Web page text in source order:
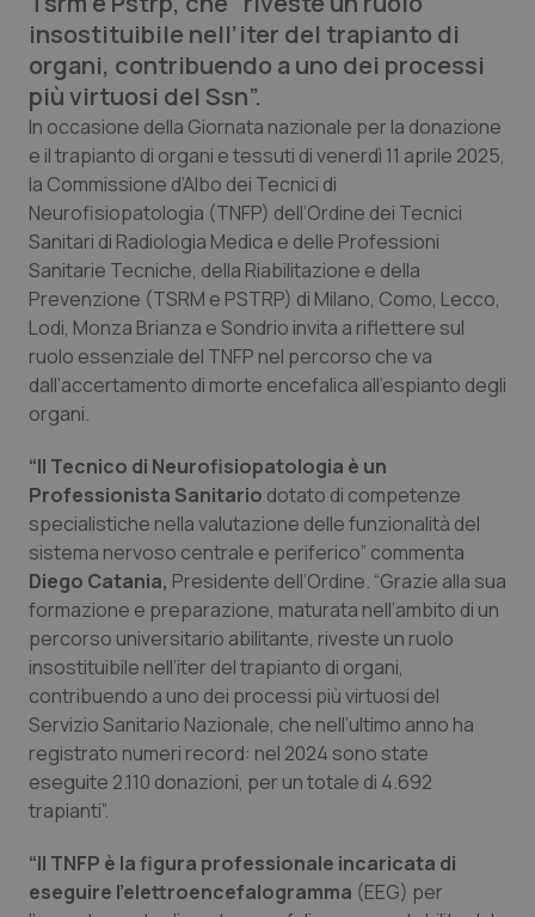
Basilicata
Calabria
Campania
Emilia-Romagna
Friuli Venezia Giulia
Lazio
Liguria
Marche
Molise
Piemonte
Provincia Autonoma di Bolzano
Provincia Autonoma di Trento
Puglia
Sardegna
Artrite & artrosi
Asma & BPCO
Car-T
Colesterolo & coronaropatie
Dermatite Atopica
Diabete & glucometri
Disturbi dell’umore
Donna & Salute
Epatiti
HIV
Infezioni & Febbre
Ipertensione & Scompenso
Malattie rare
Malattia di Crohn & Rettocolite Ulcerosa
insostituibile nell’iter del trapianto di
organi, contribuendo a uno dei processi
più virtuosi del Ssn”.
In occasione della Giornata nazionale per la donazione
e il trapianto di organi e tessuti di venerdì 11 aprile 2025,
la Commissione d’Albo dei Tecnici di
Neurofisiopatologia (TNFP) dell’Ordine dei Tecnici
Sanitari di Radiologia Medica e delle Professioni
Sanitarie Tecniche, della Riabilitazione e della
Prevenzione (TSRM e PSTRP) di Milano, Como, Lecco,
Lodi, Monza Brianza e Sondrio invita a riflettere sul
ruolo essenziale del TNFP nel percorso che va
dall’accertamento di morte encefalica all’espianto degli
organi.
“Il Tecnico di Neurofisiopatologia è un
Professionista Sanitario dotato di competenze
specialistiche nella valutazione delle funzionalità del
sistema nervoso centrale e periferico” commenta
Diego Catania, Presidente dell’Ordine. “Grazie alla sua
formazione e preparazione, maturata nell’ambito di un
percorso universitario abilitante, riveste un ruolo
insostituibile nell’iter del trapianto di organi,
contribuendo a uno dei processi più virtuosi del
Servizio Sanitario Nazionale, che nell’ultimo anno ha
registrato numeri record: nel 2024 sono state
eseguite 2.110 donazioni, per un totale di 4.692
trapianti”.
“Il TNFP è la figura professionale incaricata di
eseguire l’elettroencefalogramma (EEG) per